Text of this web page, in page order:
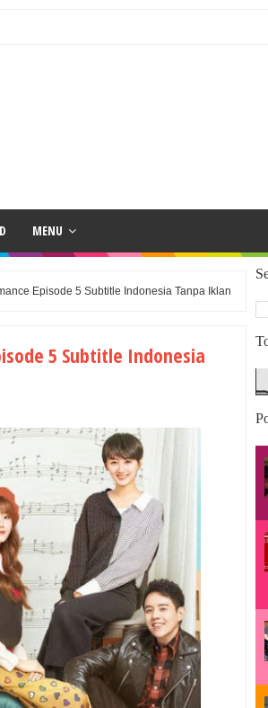
MENU
Episode 5 Subtitle Indonesia Tanpa Iklan
5 Subtitle Indonesia